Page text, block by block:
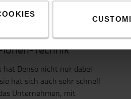
ist das eine sichere
Technik
Denso nicht nur dabei
hat sich auch sehr schnell
Unternehmen, mit